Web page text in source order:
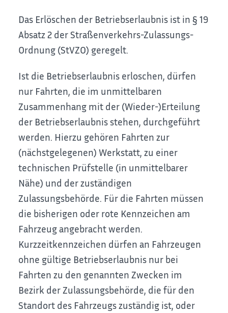
Das Erlöschen der Betriebserlaubnis ist in § 19
Absatz 2 der Straßenverkehrs-Zulassungs-
Ordnung (StVZO) geregelt.
Ist die Betriebserlaubnis erloschen, dürfen
nur Fahrten, die im unmittelbaren
Zusammenhang mit der (Wieder-)Erteilung
der Betriebserlaubnis stehen, durchgeführt
werden. Hierzu gehören Fahrten zur
(nächstgelegenen) Werkstatt, zu einer
technischen Prüfstelle (in unmittelbarer
Nähe) und der zuständigen
Zulassungsbehörde. Für die Fahrten müssen
die bisherigen oder rote Kennzeichen am
Fahrzeug angebracht werden.
Kurzzeitkennzeichen dürfen an Fahrzeugen
ohne gültige Betriebserlaubnis nur bei
Fahrten zu den genannten Zwecken im
Bezirk der Zulassungsbehörde, die für den
Standort des Fahrzeugs zuständig ist, oder